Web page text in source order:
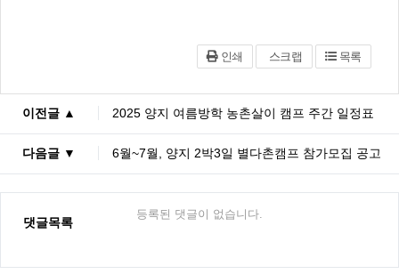
인쇄 스크랩 목록
이전글 ▲ 2025 양지 여름방학 농촌살이 캠프 주간 일정표
다음글 ▼ 6월~7월, 양지 2박3일 별다촌캠프 참가모집 공고
댓글목록
등록된 댓글이 없습니다.